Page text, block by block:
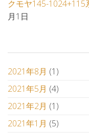
クモヤ145-
月1日
2021年8月 (1)
2021年5月 (4)
2021年2月 (1)
2021年1月 (5)